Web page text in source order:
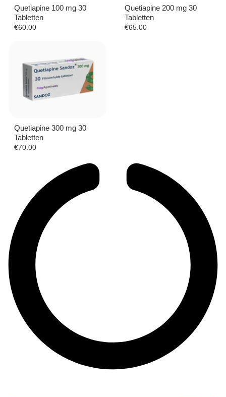
Quetiapine 100 mg 30
Tabletten
€60.00
Quetiapine 200 mg 30
Tabletten
€65.00
Quetiapine 300 mg 30
Tabletten
€70.00